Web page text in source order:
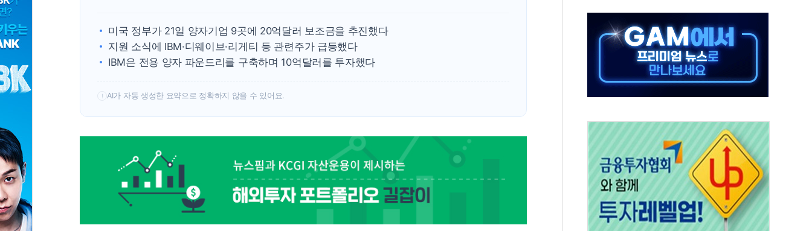
'화합' 꺼낸 김민석에 '뻔뻔' 받아친 정청래…제주 연설서 신경전 고조
李대통령, ISA 개편 재검토 지시…與 "적극 환영"·野 "졸속 국정"
미국 정부가 21일 양자기업 9곳에 20억달러 보조금을 추진했다
지원 소식에 IBM·디웨이브·리게티 등 관련주가 급등했다
IBM은 전용 양자 파운드리를 구축하며 10억달러를 투자했다
! AI가 자동 생성한 요약으로 정확하지 않을 수 있어요.